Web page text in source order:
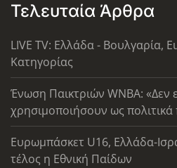
Τελευταία Άρθρα
LIVE TV: Ελλάδα - Βουλγαρία,
Κατηγορίας
Ένωση Παικτριών WNBA: «Δεν
χρησιμοποιήσουν ως πολιτικά
Ευρωμπάσκετ U16, Ελλάδα-
τέλος η Εθνική Παίδων